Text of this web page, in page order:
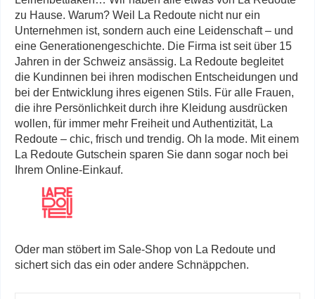
zu Hause. Warum? Weil La Redoute nicht nur ein
Unternehmen ist, sondern auch eine Leidenschaft – und
eine Generationengeschichte. Die Firma ist seit über 15
Jahren in der Schweiz ansässig. La Redoute begleitet
die Kundinnen bei ihren modischen Entscheidungen und
bei der Entwicklung ihres eigenen Stils. Für alle Frauen,
die ihre Persönlichkeit durch ihre Kleidung ausdrücken
wollen, für immer mehr Freiheit und Authentizität, La
Redoute – chic, frisch und trendig. Oh la mode. Mit einem
La Redoute Gutschein sparen Sie dann sogar noch bei
Ihrem Online-Einkauf.
Oder man stöbert im Sale-Shop von La Redoute und
sichert sich das ein oder andere Schnäppchen.